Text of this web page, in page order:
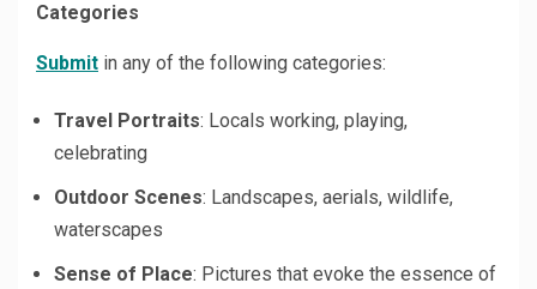
Categories
Submit in any of the following categories:
Travel Portraits: Locals working, playing,
celebrating
Outdoor Scenes: Landscapes, aerials, wildlife,
waterscapes
Sense of Place: Pictures that evoke the essence of